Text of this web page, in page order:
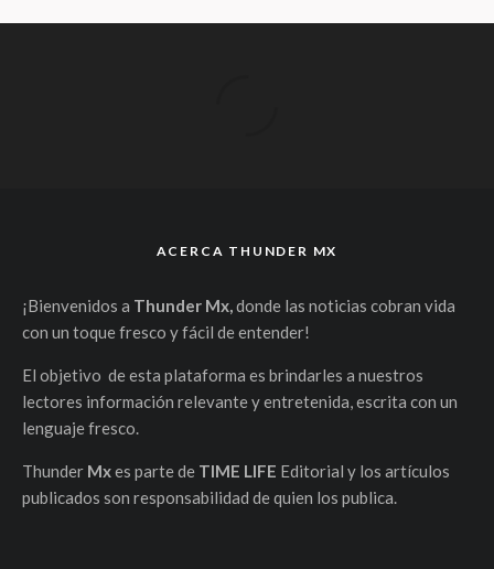
ACERCA THUNDER MX
¡Bienvenidos a Thunder Mx,donde las noticias cobran vida
con un toque fresco y fácil de entender!
El objetivo de esta plataforma es brindarles a nuestros
lectores información relevante y entretenida, escrita con un
lenguaje fresco.
Thunder Mxes parte de TIME LIFE Editorial y los artículos
publicados son responsabilidad de quien los publica.